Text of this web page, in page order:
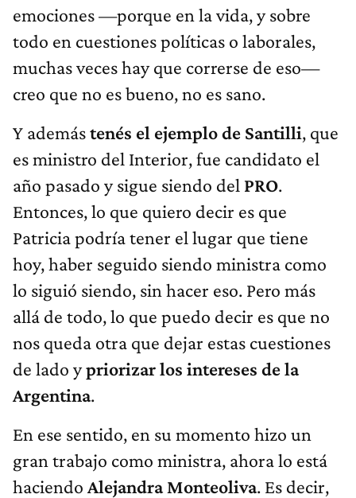
emociones —porque en la vida, y sobre
todo en cuestiones políticas o laborales,
muchas veces hay que correrse de eso—
creo que no es bueno, no es sano.
Y ademástenés el ejemplo de Santilli, que
es ministro del Interior, fue candidato el
año pasado y sigue siendo del PRO.
Entonces, lo que quiero decir es que
Patricia podría tener el lugar que tiene
hoy, haber seguido siendo ministra como
lo siguió siendo, sin hacer eso. Pero más
allá de todo, lo que puedo decir es que no
nos queda otra que dejar estas cuestiones
de lado ypriorizar los intereses de la
Argentina.
En ese sentido, en su momento hizo un
gran trabajo como ministra, ahora lo está
haciendo Alejandra Monteoliva. Es decir,